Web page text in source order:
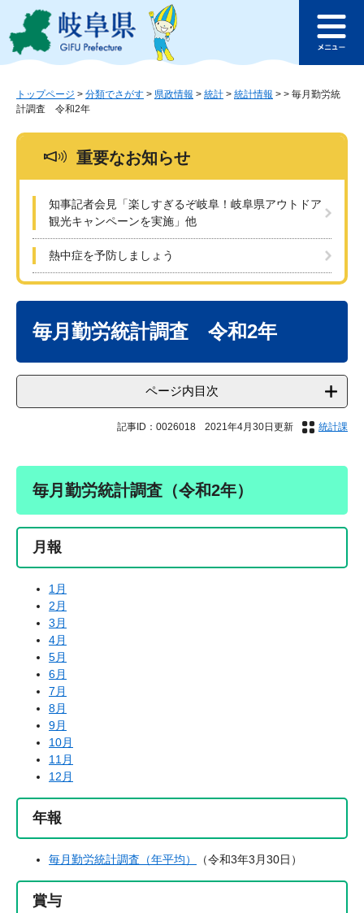
ジ
ュ
このページの本文へ
ュ
トップページ > 分類でさがす > 県政情報 > 統計 > 統計情報 > > 毎月勤労統
計調査 令和2年
重要なお知らせ
知事記者会見「楽しすぎるぞ岐阜！岐阜県アウトドア
観光キャンペーンを実施」他
熱中症を予防しましょう
毎月勤労統計調査 令和2年
ページ内目次
記事ID：0026018 2021年4月30日更新 統計課
毎月勤労統計調査（令和2年）
月報
1月
2月
3月
4月
5月
6月
7月
8月
9月
10月
11月
12月
年報
毎月勤労統計調査（年平均） （令和3年3月30日）
賞与